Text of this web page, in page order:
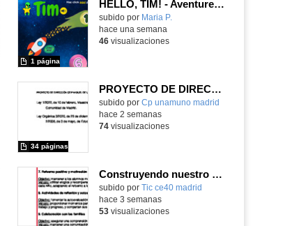
HELLO, TIM! - Aventureros digitales
Contenido educativo.
subido por Maria P.
1 página
hace una semana
46visualizaciones
PROYECTO DE DIRECCIÓN
Contenido educativo.
subido por Cp unamuno madrid
34 páginas
hace 2 semanas
74visualizaciones
Construyendo nuestro parque de atracciones
subido por Tic ce40 madrid
hace 3 semanas
53visualizaciones